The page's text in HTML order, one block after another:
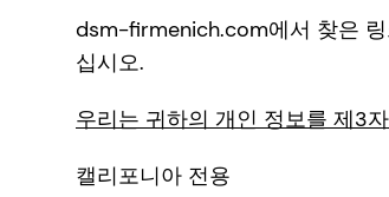
dsm-firmenich.com에서 찾은 링
십시오.
우리는 귀하의 개인 정보를 제3
캘리포니아 전용